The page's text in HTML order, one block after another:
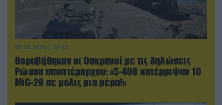
06.08.2026 | 00:02
Θορυβήθηκαν οι Ουκρανοί με τις δηλώσεις
Ρώσου υποπτέραρχου: «S-400 κατέρριψαν 10
MiG-29 σε μόλις μια μέρα!»